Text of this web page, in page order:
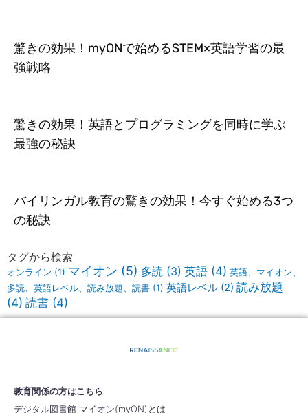
驚きの効果！myONで始めるSTEM×英語学習の最
強戦略
驚きの効果！英語とプログラミングを同時に学ぶ
最強の秘訣
バイリンガル教育の驚きの効果！今すぐ始める3つ
の秘訣
タグから検索
オンライン (1) マイオン (5) 多読 (3) 英語 (4) 英語、マイオン、
多読、英語レベル、読み放題、読書 (1) 英語レベル (2) 読み放題
(4) 読書 (4)
教育関係の方はこちら
デジタル図書館 マイオン(myON)とは